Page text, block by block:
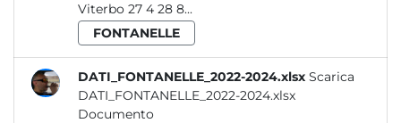
Viterbo 27 4 28 8...
FONTANELLE
DATI_FONTANELLE_2022-2024.xlsx Scarica
DATI_FONTANELLE_2022-2024.xlsx
Documento